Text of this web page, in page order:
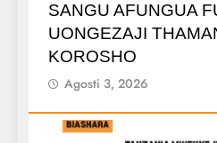
SANGU AFUNGUA
UONGEZAJI
KOROSHO
Agosti 3, 2026